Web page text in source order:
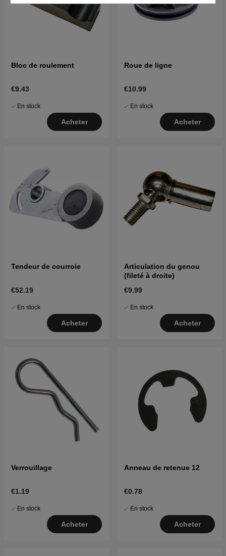
Bloc de roulement
€9.43
En stock
Acheter
Roue de ligne
€10.99
En stock
Acheter
Tendeur de courroie
€52.19
En stock
Acheter
Articulation du genou
(fileté à droite)
€9.99
En stock
Acheter
Verrouillage
€1.19
En stock
Acheter
Anneau de retenue 12
€0.78
En stock
Acheter